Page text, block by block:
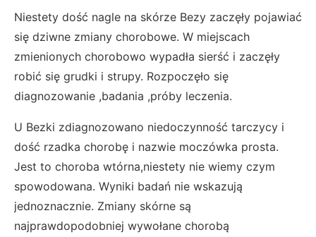
Niestety dość nagle na skórze Bezy zaczęły pojawiać
się dziwne zmiany chorobowe. W miejscach
zmienionych chorobowo wypadła sierść i zaczęły
robić się grudki i strupy. Rozpoczęło się
diagnozowanie ,badania ,próby leczenia.
U Bezki zdiagnozowano niedoczynność tarczycy i
dość rzadka chorobę i nazwie moczówka prosta.
Jest to choroba wtórna,niestety nie wiemy czym
spowodowana. Wyniki badań nie wskazują
jednoznacznie. Zmiany skórne są
najprawdopodobniej wywołane chorobą